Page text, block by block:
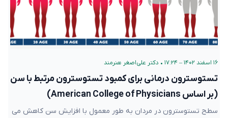
۱۶ اسفند ۱۴۰۲ – ۱۷:۲۴ • دکتر علی‌اصغر هنرمند
تستوسترون درمانی برای کمبود تستوسترون مرتبط با سن
(بر اساس American College of Physicians)
سطح تستوسترون در مردان به طور معمول با افزایش سن کاهش می